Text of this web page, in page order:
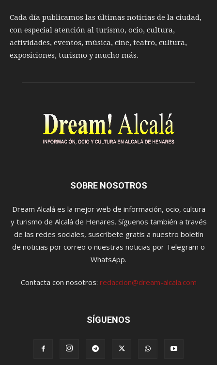
Cada día publicamos las últimas noticias de la ciudad,
con especial atención al turismo, ocio, cultura,
actividades, eventos, música, cine, teatro, cultura,
exposiciones, turismo y mucho más.
SOBRE NOSOTROS
Dream Alcalá es la mejor web de información, ocio, cultura
y turismo de Alcalá de Henares. Síguenos también a través
de las redes sociales, suscríbete gratis a nuestro boletín
de noticias por correo o nuestras noticias por Telegram o
WhatsApp.
Contacta con nosotros: redaccion@dream-alcala.com
SÍGUENOS